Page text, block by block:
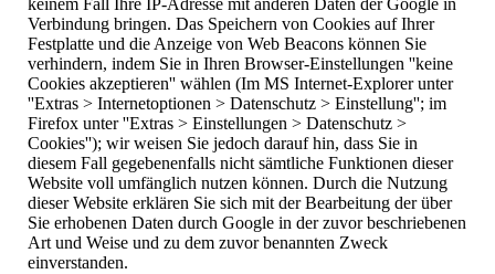
keinem Fall Ihre IP-Adresse mit anderen Daten der Google in
Verbindung bringen. Das Speichern von Cookies auf Ihrer
Festplatte und die Anzeige von Web Beacons können Sie
verhindern, indem Sie in Ihren Browser-Einstellungen ''keine
Cookies akzeptieren'' wählen (Im MS Internet-Explorer unter
''Extras > Internetoptionen > Datenschutz > Einstellung''; im
Firefox unter ''Extras > Einstellungen > Datenschutz >
Cookies''); wir weisen Sie jedoch darauf hin, dass Sie in
diesem Fall gegebenenfalls nicht sämtliche Funktionen dieser
Website voll umfänglich nutzen können. Durch die Nutzung
dieser Website erklären Sie sich mit der Bearbeitung der über
Sie erhobenen Daten durch Google in der zuvor beschriebenen
Art und Weise und zu dem zuvor benannten Zweck
einverstanden.